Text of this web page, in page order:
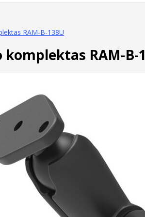
RAM-B-138U
RAM-B-